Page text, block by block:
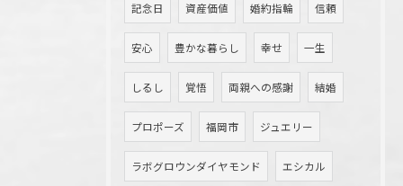
記念日 資産価値 婚約指輪 信頼
安心 豊かな暮らし 幸せ 一生
しるし 覚悟 両親への感謝 結婚
プロポーズ 福岡市 ジュエリー
ラボグロウンダイヤモンド エシカル